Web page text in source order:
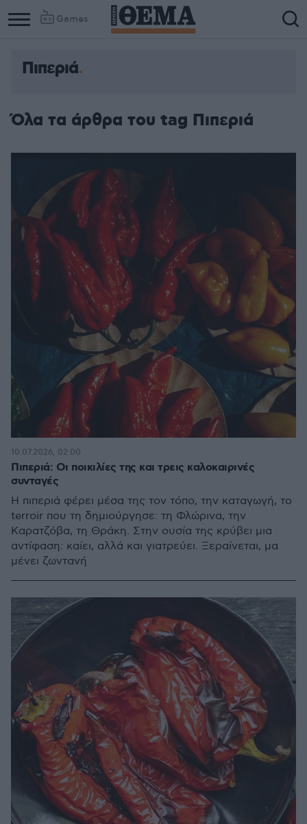
Games
Πιπεριά
Όλα τα άρθρα του tag Πιπεριά
Πιπεριά: Οι ποικιλίες της και τρεις καλοκαιρινές
συνταγές
Η πιπεριά φέρει μέσα της τον τόπο, την καταγωγή, το
terroir που τη δημιούργησε: τη Φλώρινα, την
Καρατζόβα, τη Θράκη. Στην ουσία της κρύβει μια
αντίφαση: καίει, αλλά και γιατρεύει. Ξεραίνεται, μα
μένει ζωντανή
10.07.2026, 02:00